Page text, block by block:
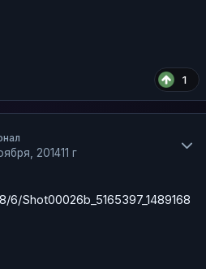
1
201411 г
Shot00026b_5165397_1489168